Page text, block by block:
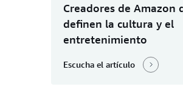
Creadores de Amazon
definen la cultura y el
entretenimiento
Escucha el artículo